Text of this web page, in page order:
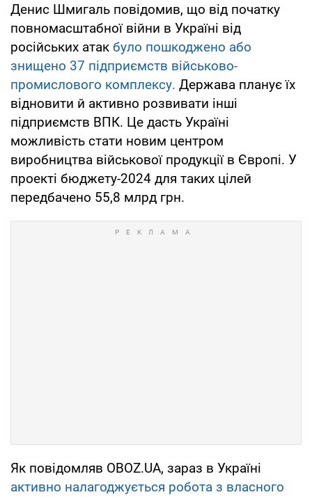
Денис Шмигаль повідомив, що від початку
повномасштабної війни в Україні від
російських атак було пошкоджено або
знищено 37 підприємств військово-
промислового комплексу. Держава планує їх
відновити й активно розвивати інші
підприємств ВПК. Це дасть Україні
можливість стати новим центром
виробництва військової продукції в Європі. У
проекті бюджету-2024 для таких цілей
передбачено 55,8 млрд грн.
Як повідомляв OBOZ.UA, зараз в Україні
активно налагоджується робота з власного